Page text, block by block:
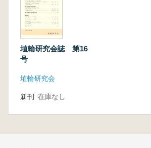
埴輪研究会誌 第16
号
埴輪研究会
新刊 在庫なし